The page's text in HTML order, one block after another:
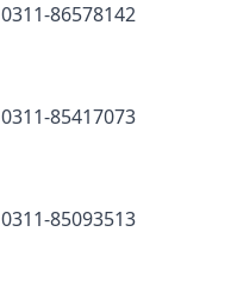
0311-86578142
0311-85417073
0311-85093513